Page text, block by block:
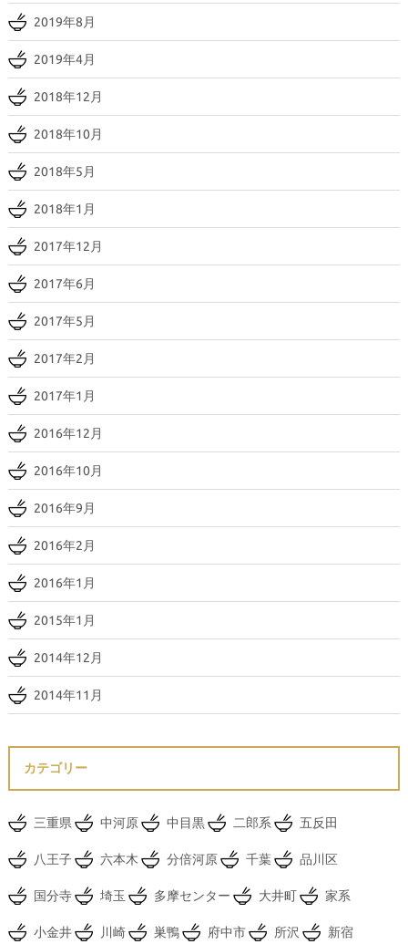
2019年8月
2019年4月
2018年12月
2018年10月
2018年5月
2018年1月
2017年12月
2017年6月
2017年5月
2017年2月
2017年1月
2016年12月
2016年10月
2016年9月
2016年2月
2016年1月
2015年1月
2014年12月
2014年11月
カテゴリー
三重県 中河原 中目黒 二郎系 五反田
八王子 六本木 分倍河原 千葉 品川区
国分寺 埼玉 多摩センター 大井町 家系
小金井 川崎 巣鴨 府中市 所沢 新宿